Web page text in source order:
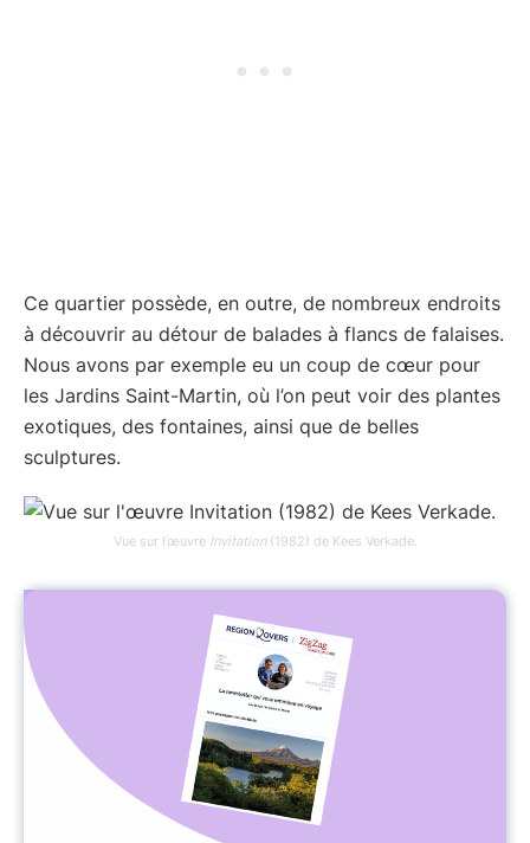
Ce quartier possède, en outre, de nombreux endroits
à découvrir au détour de balades à flancs de falaises.
Nous avons par exemple eu un coup de cœur pour
les Jardins Saint-Martin, où l’on peut voir des plantes
exotiques, des fontaines, ainsi que de belles
sculptures.
Vue sur l’œuvre Invitation(1982) de Kees Verkade.